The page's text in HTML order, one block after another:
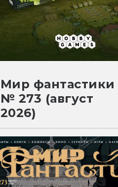
Мир фантастики
№ 273 (август
2026)